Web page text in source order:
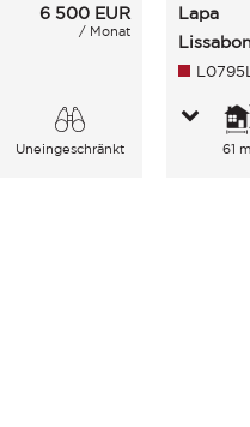
6 500 EUR
/ Monat
Uneingeschränkt
Lapa
61